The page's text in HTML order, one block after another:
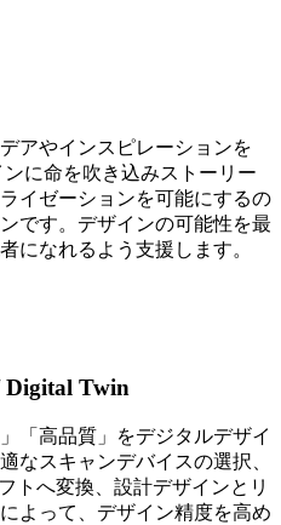
アやインスピレーションを
に命を吹き込みストーリー
イゼーションを可能にするの
です。デザインの可能性を最
になれるよう支援します。
Digital Twin
「高品質」をデジタルデザイ
なスキャンデバイスの選択、
トへ変換、設計デザインとリ
よって、デザイン精度を高め